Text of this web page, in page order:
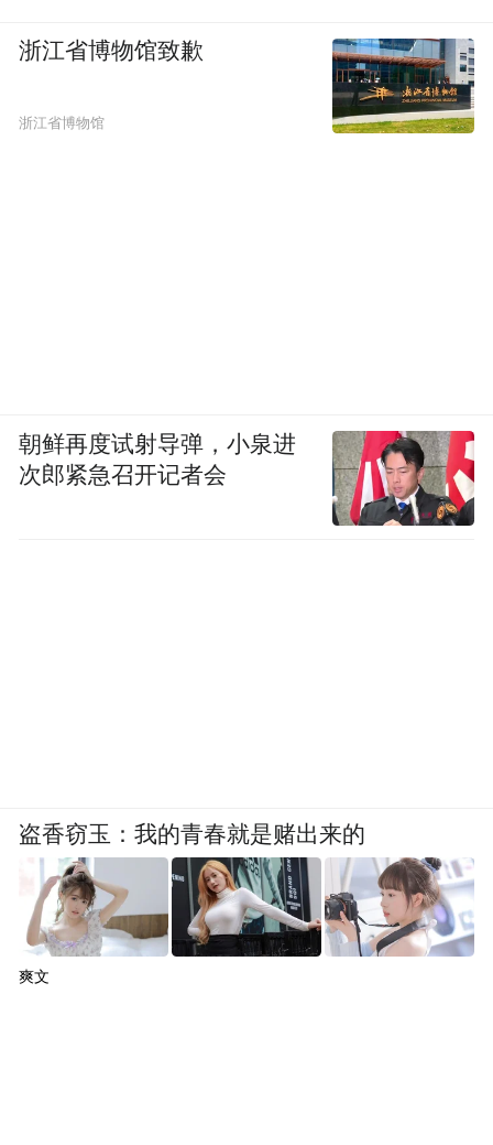
浙江省博物馆致歉
浙江省博物馆
朝鲜再度试射导弹，小泉进
次郎紧急召开记者会
盗香窃玉：我的青春就是赌出来的
爽文